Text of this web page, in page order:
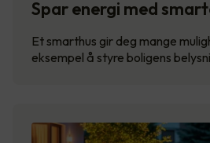
Spar energi med
Et smarthus gir deg mange
eksempel å styre boligens